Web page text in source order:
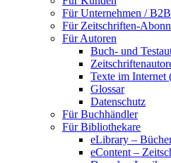
Für Unternehmen / B2B
Für Zeitschriften-
Für Autoren
Buch- und
Texte im
Glossar
Datenschutz
Für Buchhändler
Für Bibliothekare
eLibrary –
eContent –